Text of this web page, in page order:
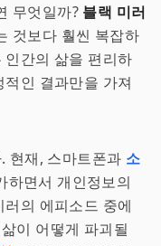
무엇일까? 블랙 미러
것보다 훨씬 복잡하
간의 삶을 편리하
인 결과만을 가져
현재, 스마트폰과 소
하면서 개인정보의
의 에피소드 중에
이 어떻게 파괴될